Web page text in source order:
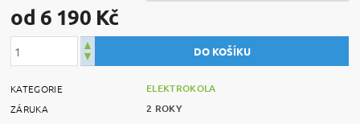
od 6 190 Kč
KATEGORIE ELEKTROKOLA
ZÁRUKA 2 ROKY